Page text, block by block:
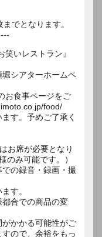
でとなります。
いレストラン』
シアターホームペ
お食事ページをご
food/
す。予めご了承く
お席が必要となり
のみ可能です。）
の録音・録画・撮
す。
合での商品の変
かかる可能性がご
ので、余裕をもっ